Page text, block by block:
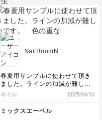
麗です👌 ご受講ありが
とうございました♡
NailRoomN
春夏用サンプルに使わせて頂き
ました。ラインの加減が難しい
です。 色の重なりが綺麗なの
で、色変え頼まれた時上手く即
興でできるか不安なアートなの
で、このままの色を推していき
ネイル 2025/04/10
ミックスエーベル